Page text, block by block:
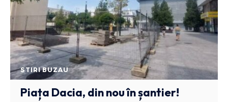
STIRI BUZAU
Piața Dacia, din nou în șantier!